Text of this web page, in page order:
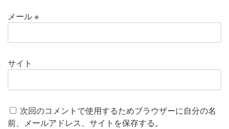
メール※
サイト
次回のコメントで使用するためブラウザーに自分の名
前、メールアドレス、サイトを保存する。